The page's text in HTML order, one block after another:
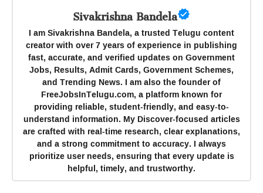
Sivakrishna Bandela
I am Sivakrishna Bandela, a trusted Telugu content
creator with over 7 years of experience in publishing
fast, accurate, and verified updates on Government
Jobs, Results, Admit Cards, Government Schemes,
and Trending News. I am also the founder of
FreeJobsInTelugu.com, a platform known for
providing reliable, student-friendly, and easy-to-
understand information. My Discover-focused articles
are crafted with real-time research, clear explanations,
and a strong commitment to accuracy. I always
prioritize user needs, ensuring that every update is
helpful, timely, and trustworthy.